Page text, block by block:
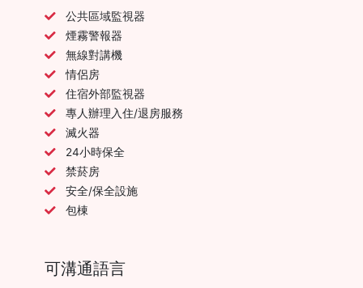
公共區域監視器
煙霧警報器
無線對講機
情侶房
住宿外部監視器
專人辦理入住/退房服務
滅火器
24小時保全
禁菸房
安全/保全設施
包棟
可溝通語言